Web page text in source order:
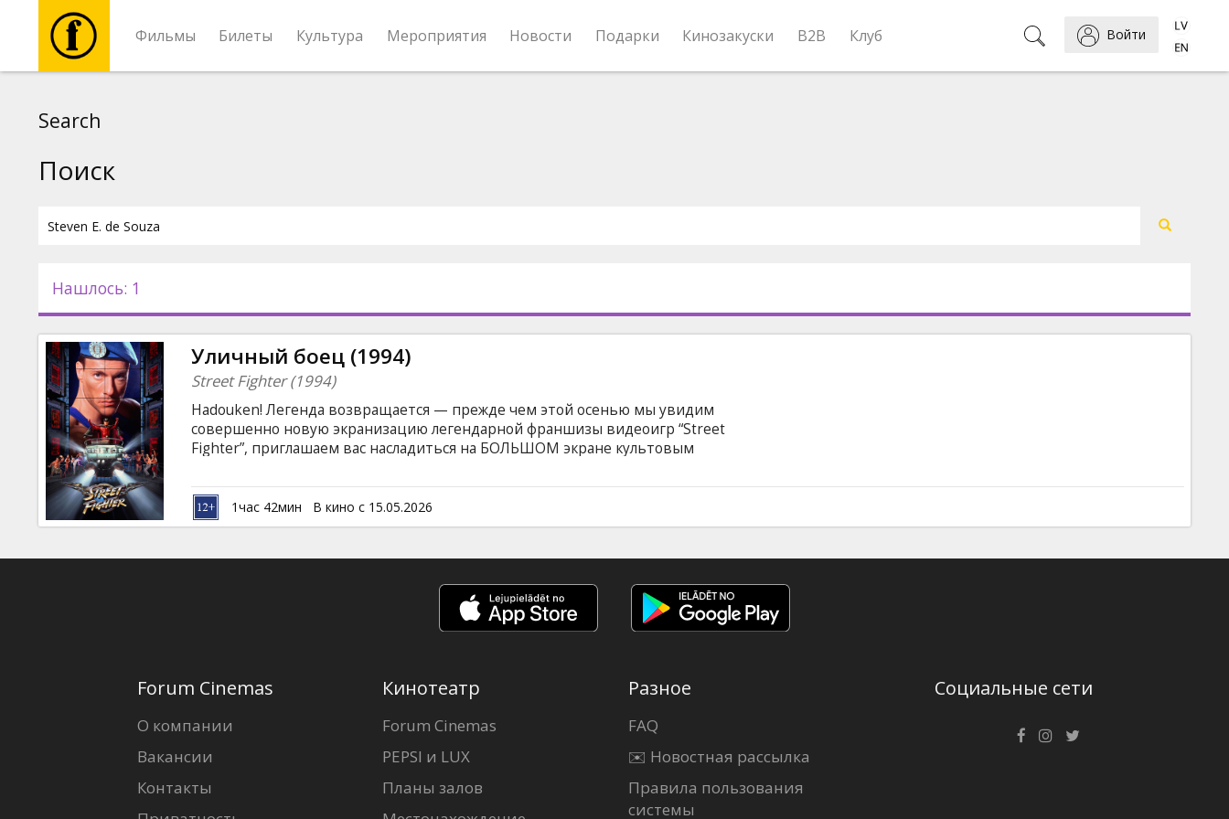
Фильмы Билеты Культура Мероприятия Новости Подарки Кинозакуски B2B Клуб Войти
Новости
Подарки
Кинозакуски
B2B
Клуб
Search
Поиск
Нашлось: 1
Уличный боец (1994)
Street Fighter (1994)
Hadouken! Легенда возвращается — прежде чем этой осенью мы увидим
совершенно новую экранизацию легендарной франшизы видеоигр “Street
Fighter”, приглашаем вас насладиться на БОЛЬШОМ экране культовым
Рауль Хулиа и другие ждут вас в одной из самых скандальных экранизаций
видеоигр всех времен: Сумасшедший диктатор, злобный и настырный
психопат, захватывает в заложники невинных людей, требуя выкуп в
1час 42мин В кино с 15.05.2026
Forum Cinemas
О компании
Вакансии
Контакты
Кинотеатр
Forum Cinemas
PEPSI и LUX
Планы залов
Разное
FAQ
✉️ Новостная рассылка
Правила пользования
системы
Социальные сети